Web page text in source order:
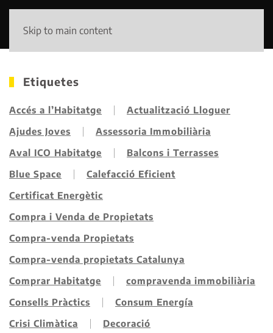
Skip to main content
Etiquetes
Accés a l’Habitatge
Actualització Lloguer
Ajudes Joves
Assessoria Immobiliària
Aval ICO Habitatge
Balcons i Terrasses
Blue Space
Calefacció Eficient
Certificat Energètic
Compra i Venda de Propietats
Compra-venda Propietats
Compra-venda propietats Catalunya
Comprar Habitatge
compravenda immobiliària
Consells Pràctics
Consum Energía
Crisi Climàtica
Decoració